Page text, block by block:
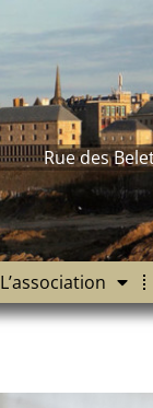
Rue des
L’association